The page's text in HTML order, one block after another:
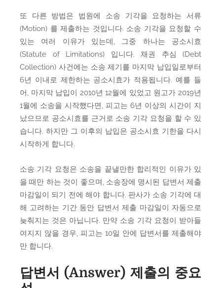
또 다른 방법은 법원에 소송 기각을 요청하는 서류
(Motion) 를 제출하는 것입니다. 소송 기각을 요청할 수
있는 여러 이유가 있는데, 그중 하나는 공소시효
(Statute of Limitations) 입니다. 채권 추심 (Debt
Collection) 사건에는 소송 제기를 마지막 납입일로부터
6년 이내로 제한하는 공소시효가 적용됩니다. 예를 들
어, 마지막 납입이 2010년 12월에 있었고 원고가 2019년
1월에 소송을 시작했다면, 피고는 6년 이상의 시간이 지
났으므로 공소시효를 근거로 소송 기각 요청을 할 수 있
습니다. 하지만 그 이후의 납입은 공소시효 기한을 다시
시작하게 합니다.
소송 기각 요청은 소송을 끝낼만한 합리적인 이유가 있
을 때만 하는 것이 좋으며, 소송장에 명시된 답변서 제출
마감일이 되기 전에 해야 합니다. 판사가 소송 기각에 대
해 고려하는 기간 동안 답변서 제출 마감일이 자동으로
늦춰지는 것은 아닙니다. 만약 소송 기각 요청이 받아들
여지지 않을 경우, 피고는 10일 안에 답변서를 제출해야
만 합니다.
답변서 (Answer) 제출의 중요